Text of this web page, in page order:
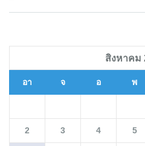
สิงหาคม
อา จ อ พ
2 3 4 5